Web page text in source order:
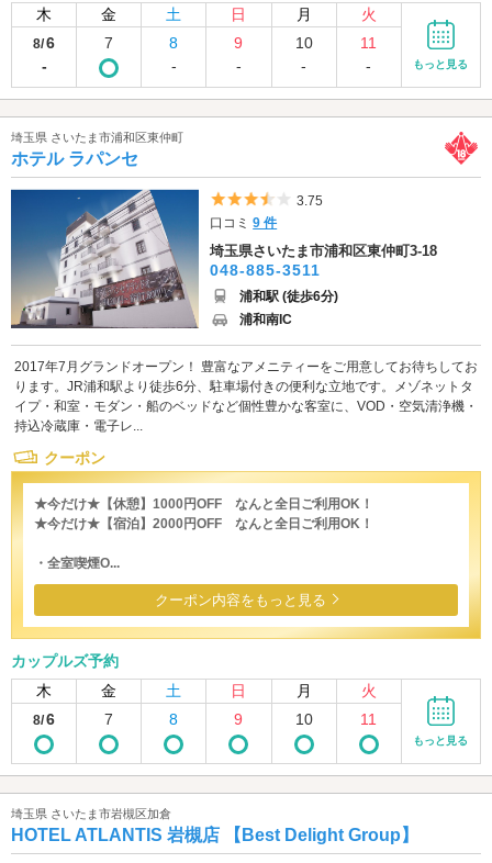
木 金 土 日 月 火
8/6
-
7
8
-
9
-
10
-
11
-
もっと見る
埼玉県 さいたま市浦和区東仲町
ホテル ラパンセ
5つ星のうち3.5
3.75
口コミ9 件
埼玉県さいたま市浦和区東仲町3-18
048-885-3511
浦和駅 (徒歩6分)
浦和南IC
2017年7月グランドオープン！ 豊富なアメニティーをご用意してお待ちしてお
ります。JR浦和駅より徒歩6分、駐車場付きの便利な立地です。メゾネットタ
イプ・和室・モダン・船のベッドなど個性豊かな客室に、VOD・空気清浄機・
持込冷蔵庫・電子レ...
クーポン
★今だけ★【休憩】1000円OFF なんと全日ご利用OK！
★今だけ★【宿泊】2000円OFF なんと全日ご利用OK！
・全室喫煙O...
クーポン内容をもっと見る
カップルズ予約
木
金 土 日 月 火
8/6 7 8 9 10 11
もっと見る
埼玉県 さいたま市岩槻区加倉
HOTEL ATLANTIS 岩槻店 【Best Delight Group】